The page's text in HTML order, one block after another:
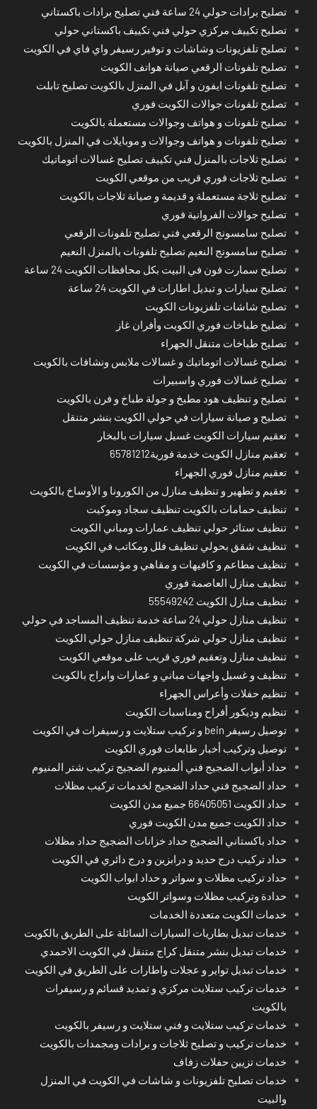
تصليح برادات حولي 24 ساعة فني تصليح برادات باكستاني
تصليح تكييف مركزي حولي فني تكييف باكستاني حولي
تصليح تلفزيونات وشاشات و توفير رسيفر واي فاي في الكويت
تصليح تلفونات الرقعي صيانة هواتف الكويت
تصليح تلفونات ايفون و آبل في المنزل بالكويت تصليح تابلت
تصليح تلفونات جوالات الكويت فوري
تصليح تلفونات و هواتف وجوالات مستعملة بالكويت
تصليح تلفونات و هواتف وجوالات و موبايلات في المنزل بالكويت
تصليح ثلاجات بالمنزل فني تكييف تصليح غسالات اتوماتيك
تصليح ثلاجات فوري قريب من موقعي الكويت
تصليح ثلاجة مستعملة و قديمة و صيانة ثلاجات بالكويت
تصليح جوالات الفروانية فوري
تصليح سامسونج الرقعي فني تصليح تلفونات الرقعي
تصليح سامسونج النعيم تصليح تلفونات بالمنزل النعيم
تصليح سمارت فون في البيت بكل محافظات الكويت 24 ساعة
تصليح سيارات و تبديل اطارات في الكويت 24 ساعة
تصليح شاشات تلفزيونات الكويت
تصليح طباخات فوري الكويت وأفران غاز
تصليح طباخات متنقل الجهراء
تصليح غسالات اتوماتيك و غسالات ملابس ونشافات بالكويت
تصليح غسالات فوري واسبيرات
تصليح و تنظيف هود مطبخ و جولة طباخ و فرن بالكويت
تصليح و صيانة سيارات في حولي الكويت بنشر متنقل
تعقيم سيارات الكويت غسيل سيارات بالبخار
تعقيم منازل الكويت خدمة فورية65781212
تعقيم منازل فوري الجهراء
تعقيم و تطهير و تنظيف منازل من الكورونا و الأوساخ بالكويت
تنظيف حمامات بالكويت تنظيف سجاد وموكيت
تنظيف ستائر حولي تنظيف عمارات ومباني الكويت
تنظيف شقق بحولي تنظيف فلل ومكاتب في الكويت
تنظيف مطاعم و كافيهات و مقاهي و مؤسسات في الكويت
تنظيف منازل العاصمة فوري
تنظيف منازل الكويت 55549242
تنظيف منازل حولي 24 ساعة خدمة تنظيف المساجد في حولي
تنظيف منازل حولي شركة تنظيف منازل حولي الكويت
تنظيف منازل وتعقيم فوري قريب على موقعي الكويت
تنظيف و غسيل واجهات مباني و عمارات وابراج بالكويت
تنظيم حفلات وأعراس الجهراء
تنظيم وديكور أفراح ومناسبات الكويت
توصيل رسيفر bein و تركيب ستلايت و رسيفرات في الكويت
توصيل وتركيب أخبار طابعات فوري الكويت
حداد أبواب الضجيج فني ألمنيوم الضجيج تركيب شتر المنيوم
حداد الضجيج فني حداد الضجيج لخدمات تركيب مظلات
حداد الكويت 66405051 جميع مدن الكويت
حداد الكويت جميع مدن الكويت فوري
حداد باكستاني الضجيج حداد خزانات الضجيج حداد مظلات
حداد تركيب درج حديد و درابزين و درج دائري في الكويت
حداد تركيب مظلات و سواتر و حداد ابواب الكويت
حدادة وتركيب مظلات وسواتر الكويت
خدمات الكويت متعددة الخدمات
خدمات تبديل بطاريات السيارات السائلة على الطريق بالكويت
خدمات تبديل بنشر متنقل كراج متنقل في الكويت الاحمدي
خدمات تبديل تواير و عجلات واطارات على الطريق في الكويت
خدمات تركيب ستلايت مركزي و تمديد قسائم و رسيفرات
بالكويت
خدمات تركيب ستلايت و فني ستلايت و رسيفر بالكويت
خدمات تركيب و تصليح ثلاجات و برادات ومجمدات بالكويت
خدمات تزيين حفلات زفاف
خدمات تصليح تلفزيونات و شاشات في الكويت في المنزل
والبيت